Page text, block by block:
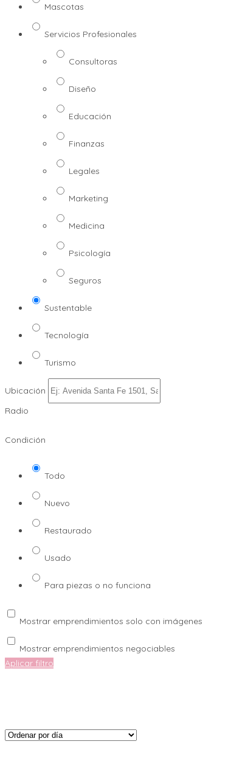
Mascotas
Servicios Profesionales
Consultoras
Diseño
Educación
Finanzas
Legales
Marketing
Medicina
Psicología
Seguros
Sustentable
Tecnología
Turismo
Ubicación
Radio
Condición
Todo
Nuevo
Restaurado
Usado
Para piezas o no funciona
Mostrar emprendimientos solo con imágenes
Mostrar emprendimientos negociables
Aplicar filtro